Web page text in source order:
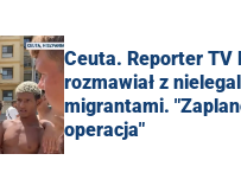
Ceuta. Reporter TV
rozmawiał z
migrantami.
operacja"